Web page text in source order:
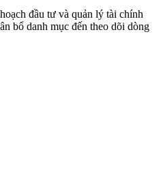
đầu tư và quản lý tài chính
bổ danh mục đến theo dõi dòng